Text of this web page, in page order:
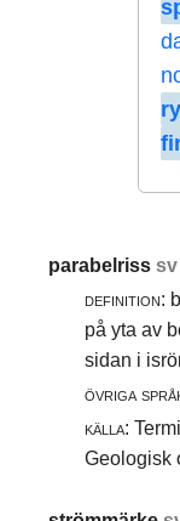
parabelriss
definition:
på yta av
sidan i
övriga
källa:
Geologisk